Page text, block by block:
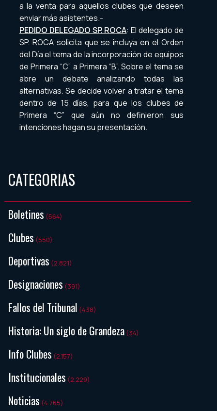
a la venta para aquellos clubes que deseen
enviar más asistentes.-
PEDIDO DELEGADO SP. ROCA: El delegado de
SP. ROCA solicita que se incluya en el Orden
del Día el tema de la incorporación de equipos
de Primera “C” a Primera “B”. Sobre el tema se
abre un debate analizando todas las
alternativas. Se decide volver a tratar el tema
dentro de 15 días, para que los clubes de
Primera “C” que aún no definieron sus
intenciones hagan su presentación.
CATEGORIAS
Boletines (564)
Clubes (550)
Deportivas (2.821)
Designaciones (391)
Fallos del Tribunal (438)
Historia: Un siglo de Grandeza (34)
Info Clubes (2.157)
Institucionales (2.229)
Noticias (4.765)